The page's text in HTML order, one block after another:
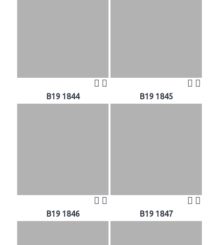
B19 1844 B19 1845
B19 1846 B19 1847